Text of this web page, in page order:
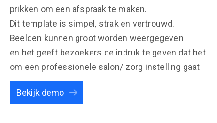
prikken om een afspraak te maken.
Dit template is simpel, strak en vertrouwd.
Beelden kunnen groot worden weergegeven
en het geeft bezoekers de indruk te geven dat het
om een professionele salon/ zorg instelling gaat.
Bekijk demo